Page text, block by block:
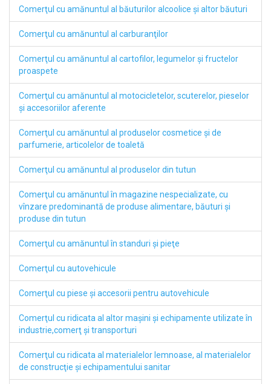
Comerţul cu amănuntul al băuturilor alcoolice şi altor băuturi
Comerţul cu amănuntul al carburanţilor
Comerţul cu amănuntul al cartofilor, legumelor şi fructelor
proaspete
Comerţul cu amănuntul al motocicletelor, scuterelor, pieselor
şi accesoriilor aferente
Comerţul cu amănuntul al produselor cosmetice şi de
parfumerie, articolelor de toaletă
Comerţul cu amănuntul al produselor din tutun
Comerţul cu amănuntul în magazine nespecializate, cu
vînzare predominantă de produse alimentare, băuturi şi
produse din tutun
Comerţul cu amănuntul în standuri şi pieţe
Comerţul cu autovehicule
Comerţul cu piese şi accesorii pentru autovehicule
Comerţul cu ridicata al altor maşini şi echipamente utilizate în
industrie,comerţ şi transporturi
Comerţul cu ridicata al materialelor lemnoase, al materialelor
de construcţie şi echipamentului sanitar